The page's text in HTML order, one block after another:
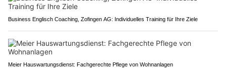
Business Englisch Coaching, Zofingen AG: Individuelles Training für Ihre Ziele
Meier Hauswartungsdienst: Fachgerechte Pflege von Wohnanlagen